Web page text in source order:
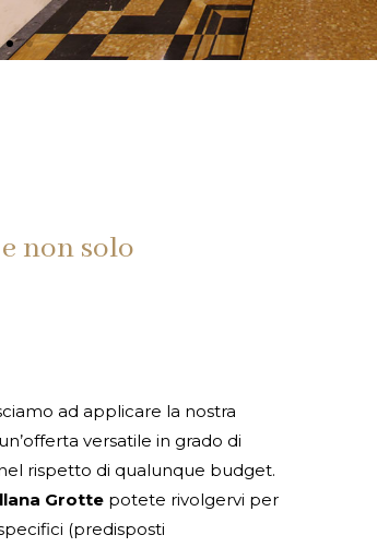
non solo
ad applicare la nostra
versatile in grado di
rispetto di qualunque budget.
Grottepotete rivolgervi per
(predisposti